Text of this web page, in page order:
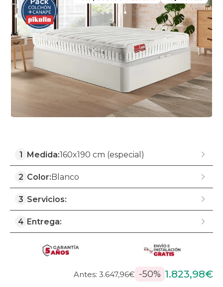
1 Medida:160x190 cm (especial)
2 Color: Blanco
3 Servicios:
4 Entrega:
Antes: 3.647,96€ -50% 1.823,98€